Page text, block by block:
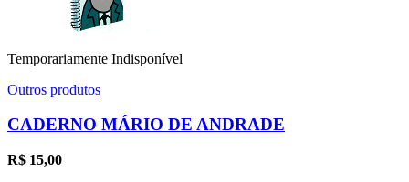
Temporariamente Indisponível
Outros produtos
CADERNO MÁRIO DE ANDRADE
R$ 15,00